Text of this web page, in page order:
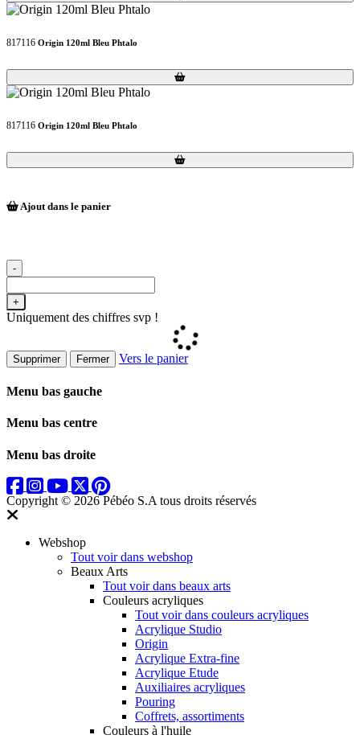
817116 Origin 120ml Bleu Phtalo
Loading...
Loading...
817116 Origin 120ml Bleu Phtalo
Loading...
Loading...
Ajout dans le panier
-
+
Uniquement des chiffres svp !
Supprimer Fermer Vers le panier
Menu bas gauche
Menu bas centre
Menu bas droite
Copyright © 2026 Pébéo S.A tous droits réservés
Webshop
Tout voir dans webshop
Beaux Arts
Tout voir dans beaux arts
Couleurs acryliques
Tout voir dans couleurs acryliques
Acrylique Studio
Origin
Acrylique Extra-fine
Acrylique Etude
Auxiliaires acryliques
Pouring
Coffrets, assortiments
Couleurs à l'huile